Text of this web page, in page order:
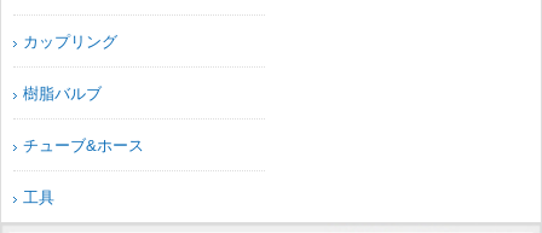
カップリング
樹脂バルブ
チューブ&ホース
工具